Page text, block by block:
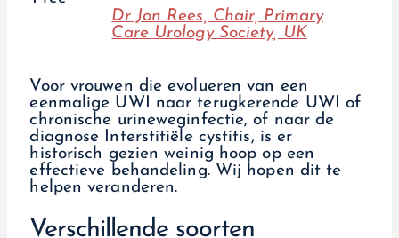
Dr Jon Rees, Chair, Primary
Care Urology Society, UK
Voor vrouwen die evolueren van een
eenmalige UWI naar terugkerende UWI of
chronische urineweginfectie, of naar de
diagnose Interstitiële cystitis, is er
historisch gezien weinig hoop op een
effectieve behandeling. Wij hopen dit te
helpen veranderen.
Verschillende soorten